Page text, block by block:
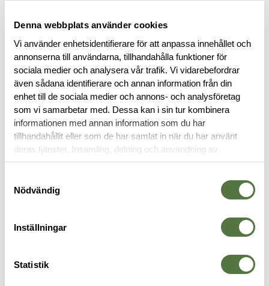
Denna webbplats använder cookies
Vi använder enhetsidentifierare för att anpassa innehållet och
annonserna till användarna, tillhandahålla funktioner för
sociala medier och analysera vår trafik. Vi vidarebefordrar
även sådana identifierare och annan information från din
enhet till de sociala medier och annons- och analysföretag
som vi samarbetar med. Dessa kan i sin tur kombinera
informationen med annan information som du har
tillhandahållit eller som de har samlat in när du har använt
deras tjänster. Insamling, delning och användning av
personuppgifter kan användas för personalisering av
Nödvändig
Inställningar
Statistik
BESKRIVNING
RECENSIONER
OM VARUMÄRKET